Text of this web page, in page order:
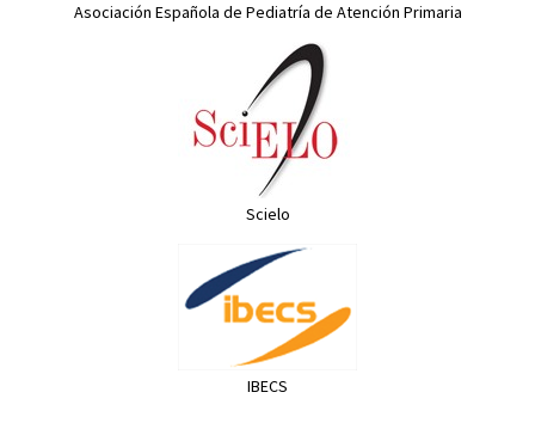
Asociación Española de Pediatría de Atención Primaria
Scielo
IBECS